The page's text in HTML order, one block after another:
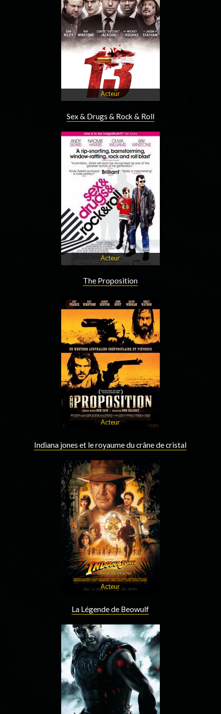
Acteur
Sex & Drugs & Rock & Roll
Acteur
The Proposition
Acteur
Indiana jones et le royaume du crâne de cristal
Acteur
La Légende de Beowulf